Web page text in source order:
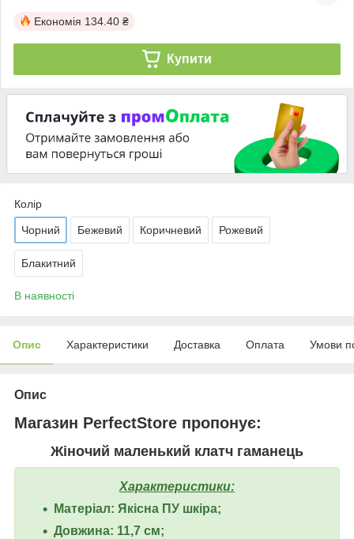
Економія 134.40 ₴
Купити
Колір
Чорний Бежевий Коричневий Рожевий
Блакитний
В наявності
Опис Характеристики Доставка Оплата Умови
Опис
Магазин PerfectStore пропонує:
Жіночий маленький клатч гаманець
Характеристики:
Матеріал: Якісна ПУ шкіра;
Довжина: 11,7 см;